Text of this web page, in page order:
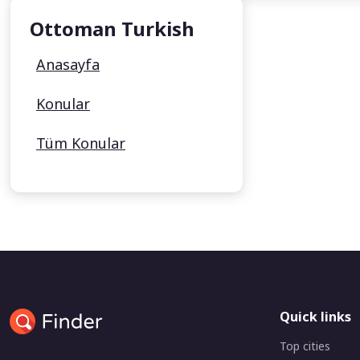
Ottoman Turkish
Anasayfa
Konular
Tüm Konular
Quick links
Top cities